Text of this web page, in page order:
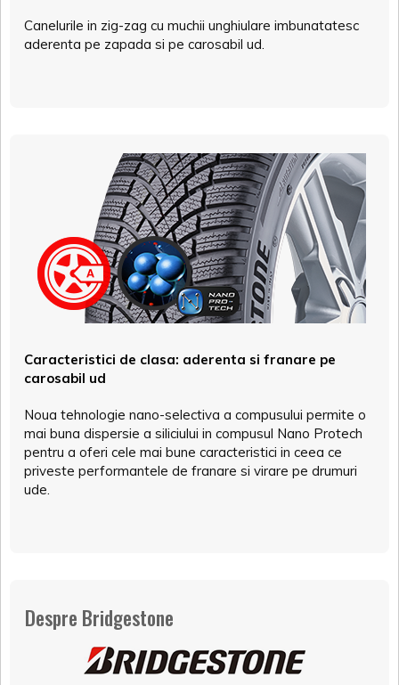
Canelurile in zig-zag cu muchii unghiulare imbunatatesc
aderenta pe zapada si pe carosabil ud.
Caracteristici de clasa: aderenta si franare pe
carosabil ud
Noua tehnologie nano-selectiva a compusului permite o
mai buna dispersie a siliciului in compusul Nano Protech
pentru a oferi cele mai bune caracteristici in ceea ce
priveste performantele de franare si virare pe drumuri
ude.
Despre Bridgestone